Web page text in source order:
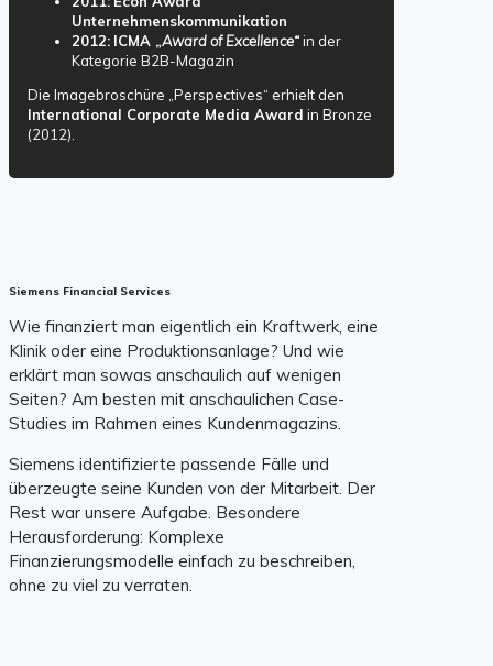
Unternehmenskommunikation
2012: ICMA „Award of Excellence“in der
Kategorie B2B-Magazin
Die Imagebroschüre „Perspectives“ erhielt den
International Corporate Media Award in Bronze
(2012).
Siemens Financial Services
Wie finanziert man eigentlich ein Kraftwerk, eine
Klinik oder eine Produktionsanlage? Und wie
erklärt man sowas anschaulich auf wenigen
Seiten? Am besten mit anschaulichen Case-
Studies im Rahmen eines Kundenmagazins.
Siemens identifizierte passende Fälle und
überzeugte seine Kunden von der Mitarbeit. Der
Rest war unsere Aufgabe. Besondere
Herausforderung: Komplexe
Finanzierungsmodelle einfach zu beschreiben,
ohne zu viel zu verraten.